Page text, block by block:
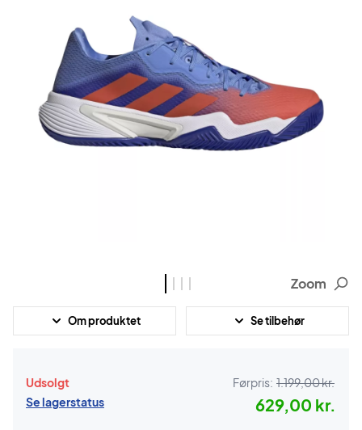
Zoom
Om produktet Se tilbehør
Udsolgt
Se lagerstatus
Førpris: 1.199,00 kr.
629,00 kr.